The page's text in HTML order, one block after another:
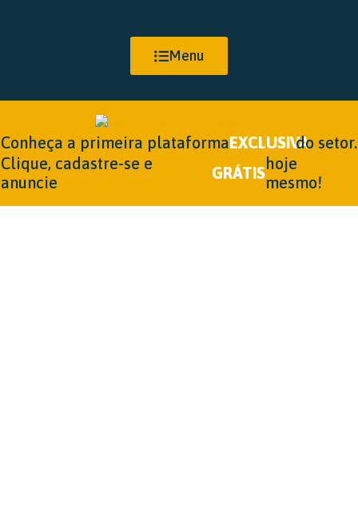
Menu
Conheça a primeira plataformaEXCLUSIVAdo setor.
Clique, cadastre-se e
anuncie
GRÁTIS
hoje
mesmo!